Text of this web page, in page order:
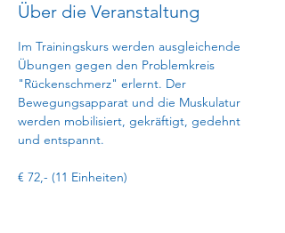
Über die Veranstaltung
Im Trainingskurs werden ausgleichende
Übungen gegen den Problemkreis
"Rückenschmerz" erlernt. Der
Bewegungsapparat und die Muskulatur
werden mobilisiert, gekräftigt, gedehnt
und entspannt.
€ 72,- (11 Einheiten)